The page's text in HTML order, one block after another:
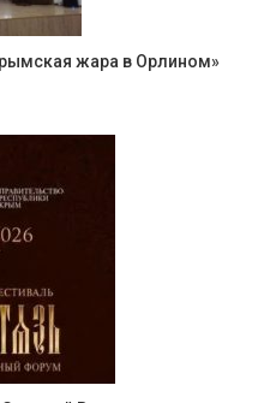
жара в Орлином»